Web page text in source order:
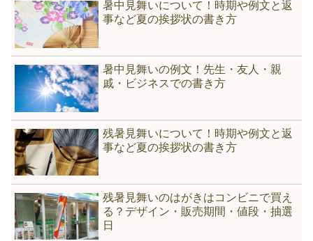
暑中見舞いについて！時期や例文と返
事など夏の挨拶状の書き方
暑中見舞いの例文！先生・友人・親
戚・ビジネスでの書き方
残暑見舞いについて！時期や例文と返
事など夏の挨拶状の書き方
残暑見舞いのはがきはコンビニで買え
る？デザイン・販売期間・値段・抽選
日